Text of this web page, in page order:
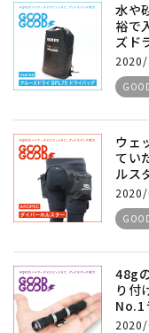
水や
裕で
ズド
2020/
ウェ
てい
ルス
2020/
48g
り付
No.1
2020/